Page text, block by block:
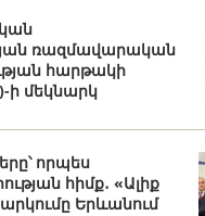
ռազմավարական
հարթակի
ի մեկնարկ
որպես
հիմք․ «Ալիք
Երևանում